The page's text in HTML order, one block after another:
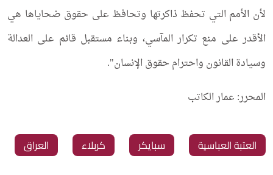
لأن الأمم التي تحفظ ذاكرتها وتحافظ على حقوق ضحاياها هي
الأقدر على منع تكرار المآسي، وبناء مستقبل قائم على العدالة
وسيادة القانون واحترام حقوق الإنسان".
المحرر: عمار الكاتب
‏العتبة العباسية سبايكر كربلاء العراق